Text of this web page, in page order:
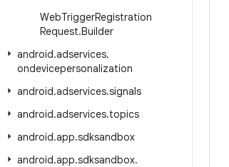
WebTriggerRegistration
Request.Builder
android.adservices.
ondevicepersonalization
android.adservices.signals
android.adservices.topics
android.app.sdksandbox
android.app.sdksandbox.